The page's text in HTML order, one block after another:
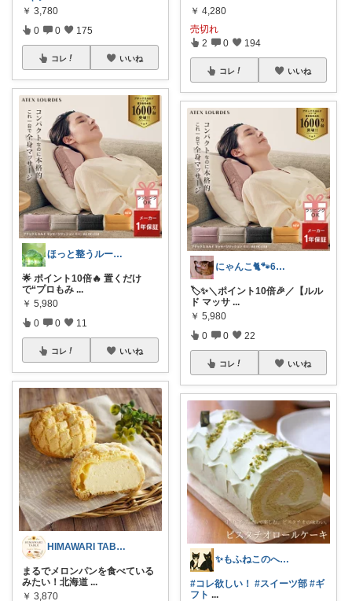
￥ 3,780
0 0 175
コレ いいね
ほっと整うルーム🌿
🌟 ポイント10倍🔥 置くだけ
で“プロもみ ...
￥ 5,980
0 0 11
コレ いいね
HIMAWARI TABLE🌼
まるでメロンパンを食べている
みたい！北海道 ...
￥ 3,870
￥ 4,280
売切れ
2 0 194
コレ いいね
にゃんこ🐈🐾6日ｲｲﾈお休み🙏
🏷️✨＼ポイント10倍🎉／【ルル
ド マッサ ...
￥ 5,980
0 0 22
コレ いいね
✨もふねこのへや✨
#コレ欲しい！ #スイーツ部 #ギ
フト ...